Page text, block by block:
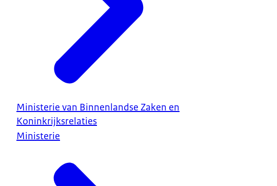
Ministerie van Binnenlandse Zaken en
Koninkrijksrelaties
Ministerie